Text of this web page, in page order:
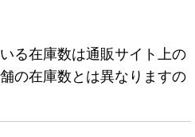
る在庫数は通販サイト上の
の在庫数とは異なりますの